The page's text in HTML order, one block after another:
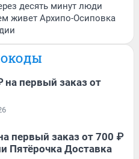
десять минут люди
живет Архипо-Осиповка
на первый заказ от
первый заказ от 700 ₽
Пятёрочка Доставка